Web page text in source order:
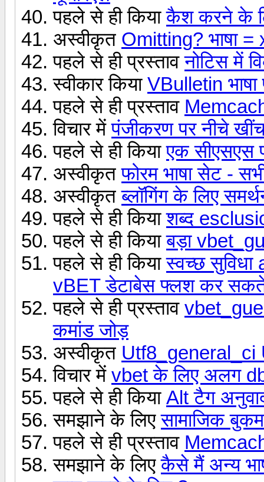
पहले से ही कियाकैश करने के
अस्वीकृत Omitting? भाषा =
पहले से ही प्रस्तावनोटिस में
स्वीकार किया VBulletin भाषा
पहले से ही प्रस्ताव
विचार मेंपंजीकरण पर नीचे
पहले से ही कियाएक सीएसएस
अस्वीकृतफोरम भाषा सेट - सभी
अस्वीकृतब्लॉगिंग के लिए
पहले से ही कियाशब्द
पहले से ही कियाबड़ा
पहले से ही कियास्वच्छ सुविधा
vBET डेटाबेस फ्लश कर
पहले से ही प्रस्ताव
कमांड जोड़
अस्वीकृत Utf8_general_ci
विचार में vbet के लिए अलग
पहले से ही किया Alt टैग
समझाने के लिएसामाजिक
पहले से ही प्रस्ताव
समझाने के लिएकैसे मैं अन्य